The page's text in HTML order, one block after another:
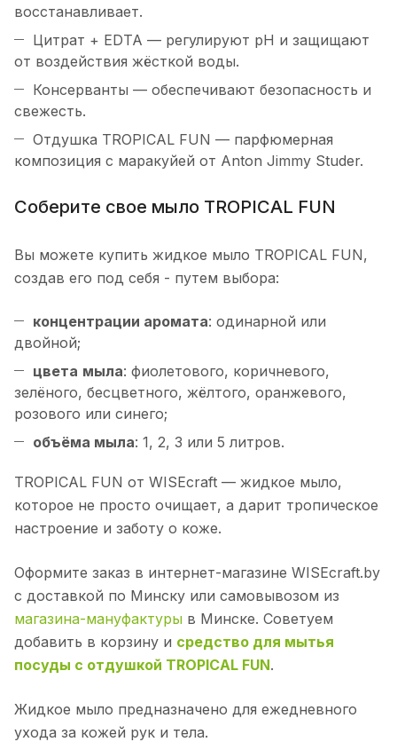
восстанавливает.
Цитрат + EDTA — регулируют pH и защищают
от воздействия жёсткой воды.
Консерванты — обеспечивают безопасность и
свежесть.
Отдушка TROPICAL FUN — парфюмерная
композиция с маракуйей от Anton Jimmy Studer.
Соберите свое мыло TROPICAL FUN
Вы можете купить жидкое мыло TROPICAL FUN,
создав его под себя - путем выбора:
концентрации аромата: одинарной или
двойной;
цвета мыла: фиолетового, коричневого,
зелёного, бесцветного, жёлтого, оранжевого,
розового или синего;
объёма мыла: 1, 2, 3 или 5 литров.
TROPICAL FUN от WISEcraft — жидкое мыло,
которое не просто очищает, а дарит тропическое
настроение и заботу о коже.
Оформите заказ в интернет-магазине WISEcraft.by
с доставкой по Минску или самовывозом из
магазина-мануфактуры в Минске. Советуем
добавить в корзину и средство для мытья
посуды с отдушкой TROPICAL FUN.
Жидкое мыло предназначено для ежедневного
ухода за кожей рук и тела.